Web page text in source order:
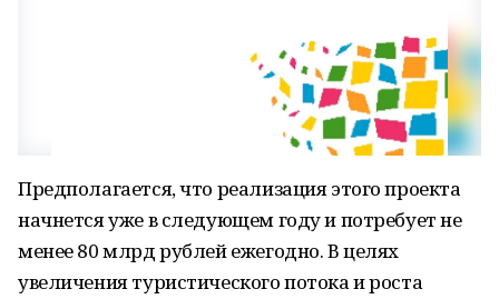
Предполагается, что реализация этого проекта
начнется уже в следующем году и потребует не
менее 80 млрд рублей ежегодно. В целях
увеличения туристического потока и роста